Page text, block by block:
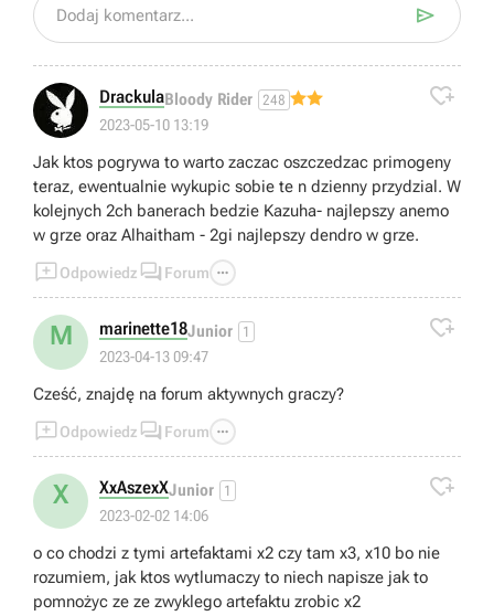
Dodaj komentarz... 
DrackulaBloody Rider 248
2023-05-10 13:19

Jak ktos pogrywa to warto zaczac oszczedzac primogeny
teraz, ewentualnie wykupic sobie te n dzienny przydzial. W
kolejnych 2ch banerach bedzie Kazuha- najlepszy anemo
w grze oraz Alhaitham - 2gi najlepszy dendro w grze.
Odpowiedz  Forum 
M marinette18Junior 1
2023-04-13 09:47

Cześć, znajdę na forum aktywnych graczy?
Odpowiedz  Forum 
X XxAszexXJunior 1
2023-02-02 14:06

o co chodzi z tymi artefaktami x2 czy tam x3, x10 bo nie
rozumiem, jak ktos wytlumaczy to niech napisze jak to
pomnożyc ze ze zwyklego artefaktu zrobic x2